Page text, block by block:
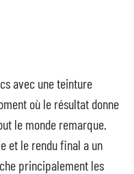
avec une teinture
où le résultat donne
le monde remarque.
et le rendu final a un
principalement les